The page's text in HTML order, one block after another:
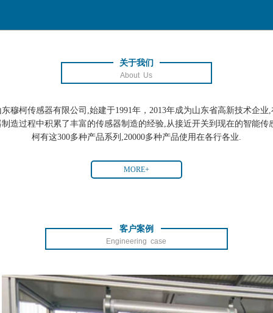
关于我们
About Us
东穆柯传感器有限公司,始建于1991年，2013年成为山东省高新技术企业,
造过程中积累了丰富的传感器制造的经验,从接近开关到现在的智能传
柯有这300多种产品系列,20000多种产品使用在各行各业.
MORE+
客户案例
Engineering case